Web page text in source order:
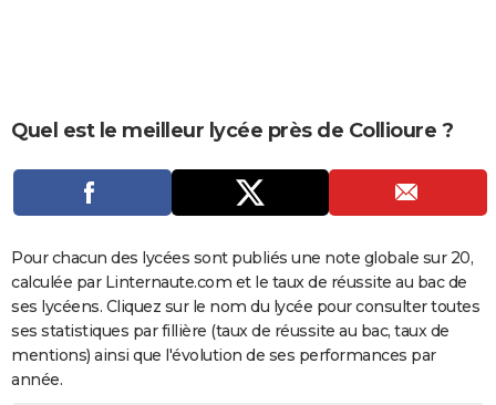
Dictionnaire
Biographies
Expressions
Proverbes
PROGRAMME TV
COPAINS D'AVANT
S'inscrire
Se connecter
Lycées
Collèges
Primaires
Universités
Entreprises
Service militaire
Avis de recherche
AVIS DE DÉCÈS
FORUM
Bricolage
Lifestyle
Culture
Sport
Auto
Television
Voyage
Cinema
Quel est le meilleur lycée près de Collioure ?
Pour chacun des lycées sont publiés une note globale sur 20,
calculée par Linternaute.com et le taux de réussite au bac de
ses lycéens. Cliquez sur le nom du lycée pour consulter toutes
ses statistiques par fillière (taux de réussite au bac, taux de
mentions) ainsi que l'évolution de ses performances par
année.